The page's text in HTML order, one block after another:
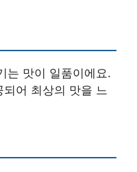
는 맛이 일품이에요.
어 최상의 맛을 느